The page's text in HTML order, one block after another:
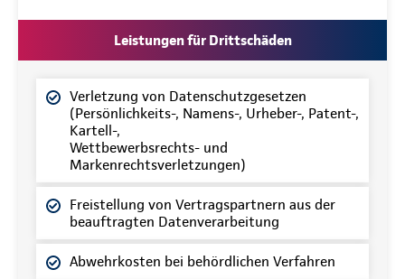
Leistungen für Drittschäden
Verletzung von Datenschutzgesetzen
(Persönlichkeits-, Namens-, Urheber-, Patent-,
Kartell-,
Wettbewerbsrechts- und
Markenrechtsverletzungen)
Freistellung von Vertragspartnern aus der
beauftragten Datenverarbeitung
Abwehrkosten bei behördlichen Verfahren